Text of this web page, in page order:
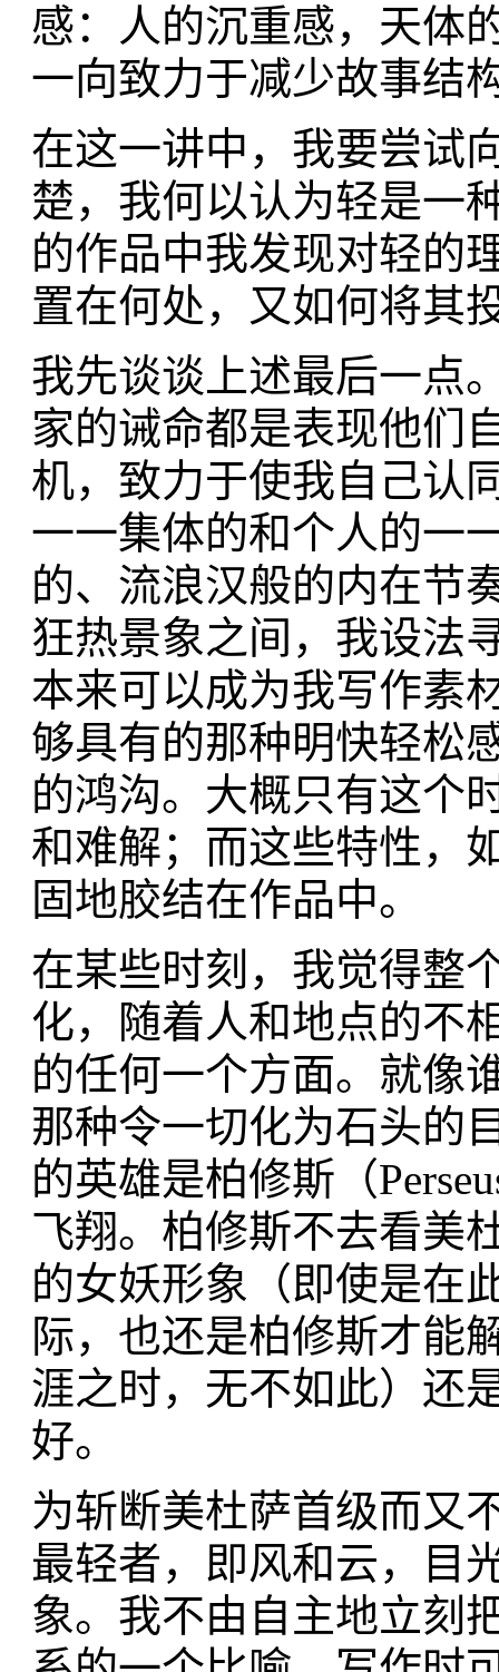
感：人的沉重感，天体
一向致力于减少故事结
在这一讲中，我要尝试
楚，我何以认为轻是一
的作品中我发现对轻的
置在何处，又如何将其
我先谈谈上述最后一点
家的诫命都是表现他们
机，致力于使我自己认
一一集体的和个人的一
的、流浪汉般的内在节
狂热景象之间，我设法
本来可以成为我写作素
够具有的那种明快轻松
的鸿沟。大概只有这个
和难解；而这些特性，
固地胶结在作品中。
在某些时刻，我觉得整
化，随着人和地点的不
的任何一个方面。就像
那种令一切化为石头的
的英雄是柏修斯（
飞翔。柏修斯不去看美
的女妖形象（即使是在
际，也还是柏修斯才能
涯之时，无不如此）还
好。
为斩断美杜萨首级而又
最轻者，即风和云，目
象。我不由自主地立刻